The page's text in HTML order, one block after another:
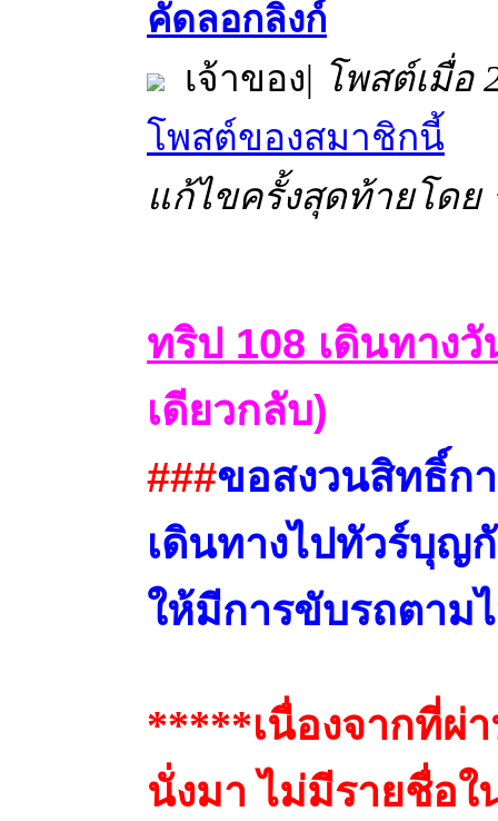
คัดลอกลิงก์
เจ้าของ| โพสต์เมื่อ
โพสต์ของสมาชิกนี้
แก้ไขครั้งสุดท้ายโดย
ทริป 108 เดินทาง
เดียวกลับ)
###ขอสงวนสิทธิ์ก
เดินทางไปทัวร์บุญ
ให้มีการขับรถตา
*****เนื่องจากที่ผ่
นั่งมา ไม่มีรายชื่อใ